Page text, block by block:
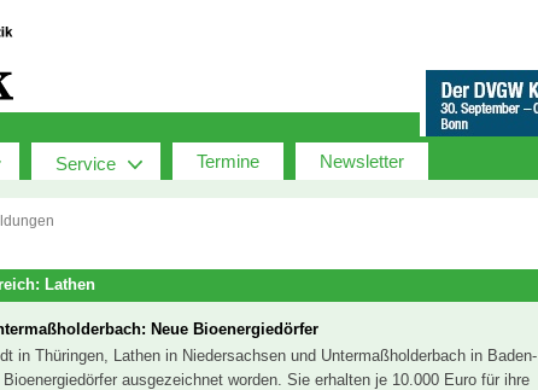
Service Termine Newsletter
Lathen
Neue Bioenergiedörfer
in Thüringen, Lathen in Niedersachsen und Untermaßholderbach in Baden-
ausgezeichnet worden. Sie erhalten je 10.000 Euro für ihre